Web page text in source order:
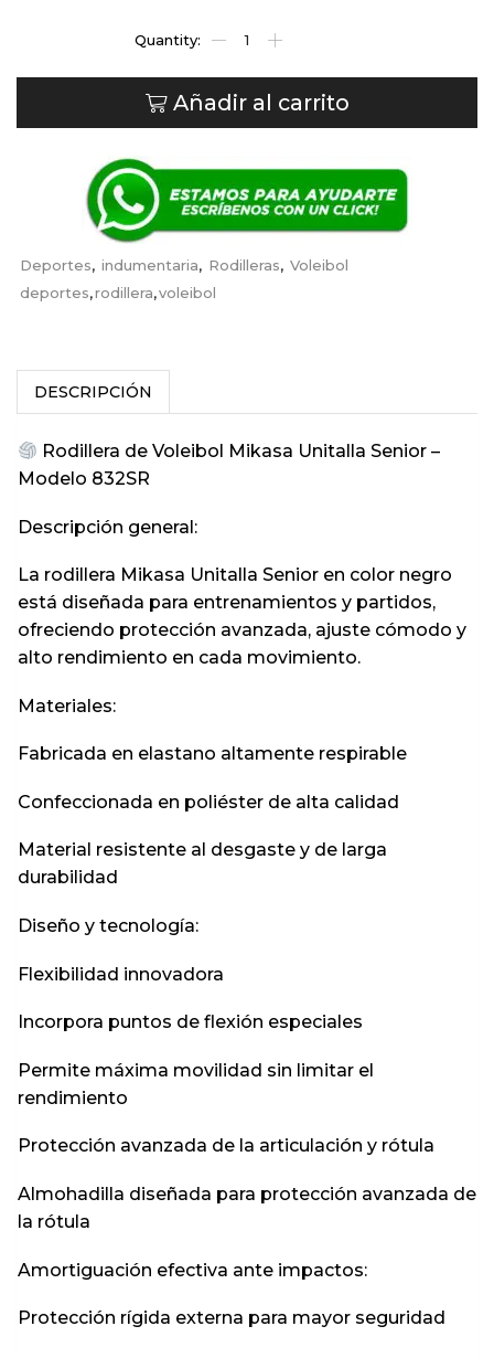
Añadir al carrito
Deportes, indumentaria, Rodilleras, Voleibol
deportes,rodillera,voleibol
DESCRIPCIÓN
Rodillera de Voleibol Mikasa Unitalla Senior –
Modelo 832SR
Descripción general:
La rodillera Mikasa Unitalla Senior en color negro
está diseñada para entrenamientos y partidos,
ofreciendo protección avanzada, ajuste cómodo y
alto rendimiento en cada movimiento.
Materiales:
Fabricada en elastano altamente respirable
Confeccionada en poliéster de alta calidad
Material resistente al desgaste y de larga
durabilidad
Diseño y tecnología:
Flexibilidad innovadora
Incorpora puntos de flexión especiales
Permite máxima movilidad sin limitar el
rendimiento
Protección avanzada de la articulación y rótula
Almohadilla diseñada para protección avanzada de
la rótula
Amortiguación efectiva ante impactos:
Protección rígida externa para mayor seguridad